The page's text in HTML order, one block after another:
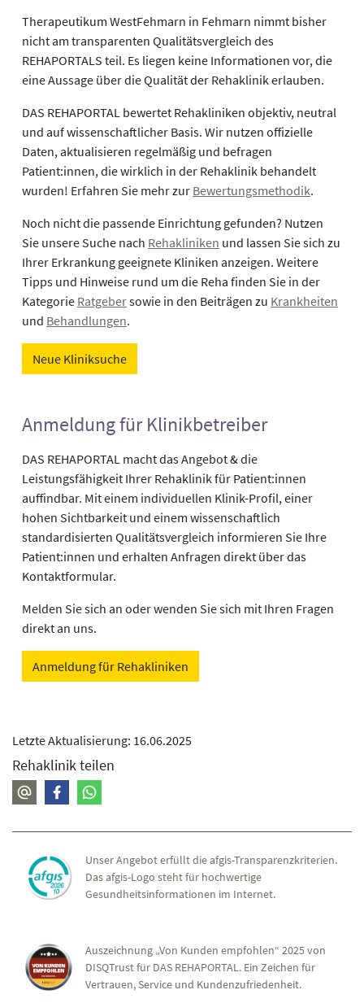
Therapeutikum WestFehmarn in Fehmarn nimmt bisher
nicht am transparenten Qualitätsvergleich des
REHAPORTALS teil. Es liegen keine Informationen vor, die
eine Aussage über die Qualität der Rehaklinik erlauben.
DAS REHAPORTAL bewertet Rehakliniken objektiv, neutral
und auf wissenschaftlicher Basis. Wir nutzen offizielle
Daten, aktualisieren regelmäßig und befragen
Patient:innen, die wirklich in der Rehaklinik behandelt
wurden! Erfahren Sie mehr zur Bewertungsmethodik.
Noch nicht die passende Einrichtung gefunden? Nutzen
Sie unsere Suche nach Rehakliniken und lassen Sie sich zu
Ihrer Erkrankung geeignete Kliniken anzeigen. Weitere
Tipps und Hinweise rund um die Reha finden Sie in der
Kategorie Ratgebersowie in den Beiträgen zu Krankheiten
und Behandlungen.
Neue Kliniksuche
Anmeldung für Klinikbetreiber
DAS REHAPORTAL macht das Angebot & die
Leistungsfähigkeit Ihrer Rehaklinik für Patient:innen
auffindbar. Mit einem individuellen Klinik-Profil, einer
hohen Sichtbarkeit und einem wissenschaftlich
standardisierten Qualitätsvergleich informieren Sie Ihre
Patient:innen und erhalten Anfragen direkt über das
Kontaktformular.
Melden Sie sich an oder wenden Sie sich mit Ihren Fragen
direkt an uns.
Anmeldung für Rehakliniken
Letzte Aktualisierung: 16.06.2025
Rehaklinik teilen
Unser Angebot erfüllt die afgis-Transparenzkriterien.
Das afgis-Logo steht für hochwertige
Gesundheitsinformationen im Internet.
Auszeichnung „Von Kunden empfohlen“ 2025 von
DISQTrust für DAS REHAPORTAL. Ein Zeichen für
Vertrauen, Service und Kundenzufriedenheit.